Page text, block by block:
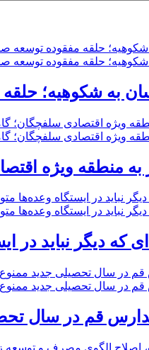
به شکوهیه؛
که دیگر نباید در
قم در سال